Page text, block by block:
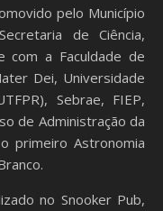
de Ciência,
com a Faculdade de
Dei, Universidade
Sebrae, FIEP,
de Administração da
primeiro Astronomia
no Snooker Pub,